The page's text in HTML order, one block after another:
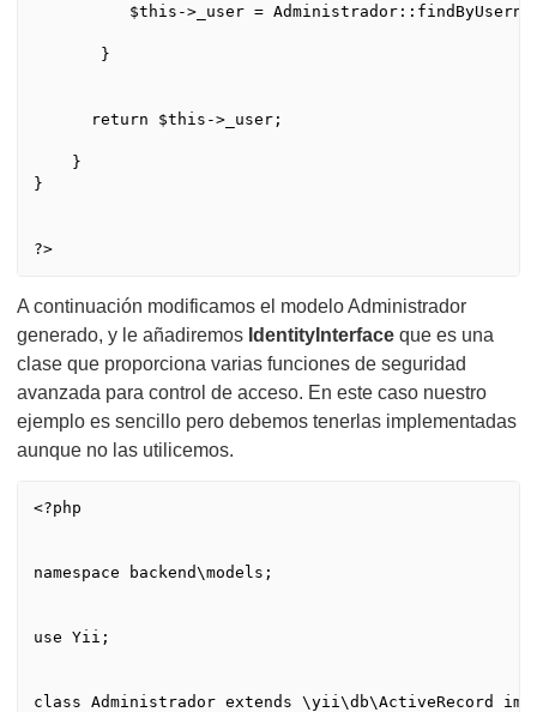
$this->_user =
       }
      return $this->_user;
    }
}
A continuación modificamos el modelo Administrador
generado, y le añadiremos IdentityInterface que es una
clase que proporciona varias funciones de seguridad
avanzada para control de acceso. En este caso nuestro
ejemplo es sencillo pero debemos tenerlas implementadas
aunque no las utilicemos.
<?php
namespace backend\models;
use Yii;
class Administrador extends \yii\db\ActiveRecord